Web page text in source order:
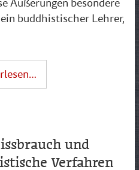
buddhistischer Lehrer,
und
Verfahren